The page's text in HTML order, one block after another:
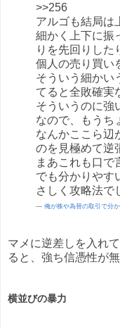
>>256
アルゴも結局は
細かく上下に振
りを先回りした
個人の売り買い
そういう細かい
てると全敗確実
そういうのに強
なので、もうち
なんかここら辺
のを見極めて逆
まあこれも口で
でも分かりやす
さしく攻略法で
--- 俺が株や為替の取引で分
マメに逆差しを入れ
ると、強ち信憑性が
横並びの暴力